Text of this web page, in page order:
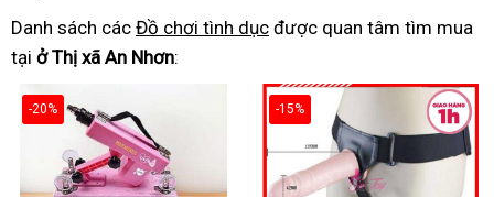
Danh sách các Đồ chơi tình dục được quan tâm tìm mua
tại ở Thị xã An Nhơn:
-20% -15%